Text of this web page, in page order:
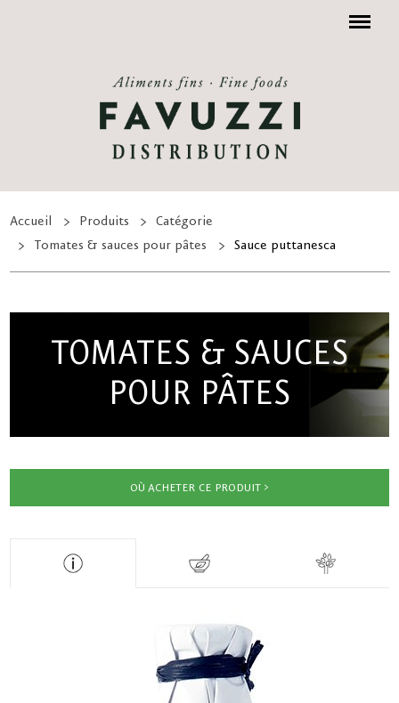
Menu
Accueil Produits
Catégorie
Tomates & sauces pour pâtes
Sauce puttanesca
TOMATES & SAUCES
POUR PÂTES
OÙ ACHETER CE PRODUIT